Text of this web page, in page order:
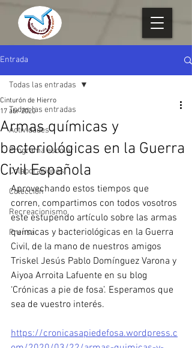
Entrada
Todas las entradas
Actividades
Programa escolar
Colaboraciones
Colección
Recreacionismo
Prensa
Todas las entradas
Armas químicas y
bacteriológicas en la Guerra
Civil Española
Cinturón de Hierro
17 abr 2020
Aprovechando estos tiempos que
corren, compartimos con todos vosotros
este estupendo artículo sobre las armas
químicas y bacteriológicas en la Guerra
Civil, de la mano de nuestros amigos
Triskel Jesús Pablo Domínguez Varona y
Aiyoa Arroita Lafuente en su blog
‘Crónicas a pie de fosa’. Esperamos que
sea de vuestro interés.
https://cronicasapiedefosa.wordpress.c